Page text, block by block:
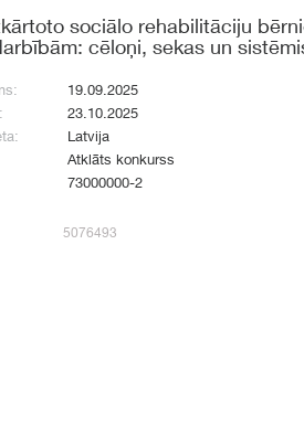
sociālo rehabilitāciju
cēloņi, sekas un
19.09.2025
23.10.2025
Latvija
Atklāts konkurss
73000000-2
5076493